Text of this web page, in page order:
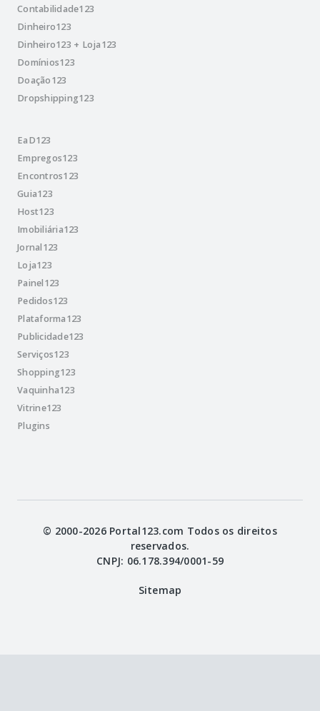
Contabilidade123
Dinheiro123
Dinheiro123 + Loja123
Domínios123
Doação123
Dropshipping123
EaD123
Empregos123
Encontros123
Guia123
Host123
Imobiliária123
Jornal123
Loja123
Painel123
Pedidos123
Plataforma123
Publicidade123
Serviços123
Shopping123
Vaquinha123
Vitrine123
Plugins
© 2000-2026 Portal123.com Todos os direitos
reservados.
CNPJ: 06.178.394/0001-59
Sitemap